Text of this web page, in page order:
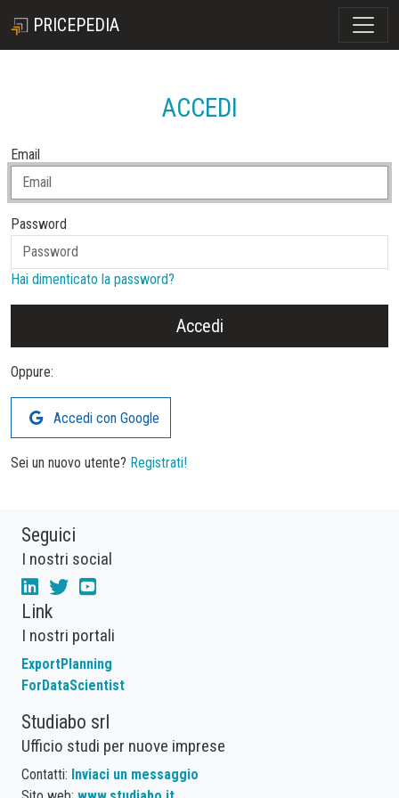
PRICEPEDIA
ACCEDI
Email
Password
Hai dimenticato la password?
Accedi
Oppure:
Accedi con Google
Sei un nuovo utente? Registrati!
Seguici
I nostri social
Link
I nostri portali
ExportPlanning
ForDataScientist
Studiabo srl
Ufficio studi per nuove imprese
Contatti: Inviaci un messaggio